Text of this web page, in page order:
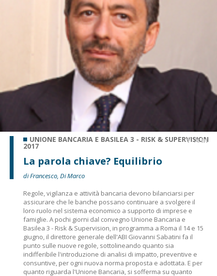
UNIONE BANCARIA E BASILEA 3 - RISK & SUPERVISION
2017
La parola chiave? Equilibrio
di Francesco, Di Marco
Regole, vigilanza e attività bancaria devono bilanciarsi per
assicurare che le banche possano continuare a svolgere il
loro ruolo nel sistema economico a supporto di imprese e
famiglie. A pochi giorni dal convegno Unione Bancaria e
Basilea 3 - Risk & Supervision, in programma a Roma il 14 e 15
giugno, il direttore generale dell'ABI Giovanni Sabatini fa il
punto sulle nuove regole, sottolineando quanto sia
indifferibile l'introduzione di analisi di impatto, preventive e
consuntive, per ogni nuova norma proposta e adottata. E per
quanto riguarda l'Unione Bancaria, si sofferma su quanto